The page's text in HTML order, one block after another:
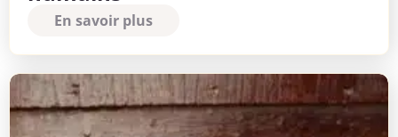
En savoir plus